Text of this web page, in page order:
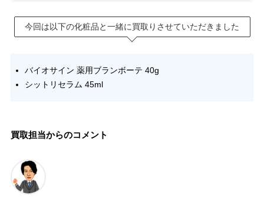
今回は以下の化粧品と一緒に買取りさせていただきました
バイオサイン 薬用ブランボーテ 40g
シットリセラム 45ml
買取担当からのコメント